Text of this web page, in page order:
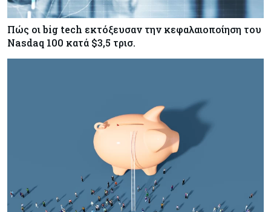
Πώς οι big tech εκτόξευσαν την κεφαλαιοποίηση του
Nasdaq 100 κατά $3,5 τρισ.